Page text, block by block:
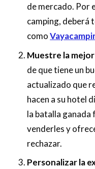
de mercado. Por
camping, deberá
como
Muestre la
de que tiene un
actualizado que
hacen a su hotel
la batalla ganada
venderles y
rechazar.
Personalizar la